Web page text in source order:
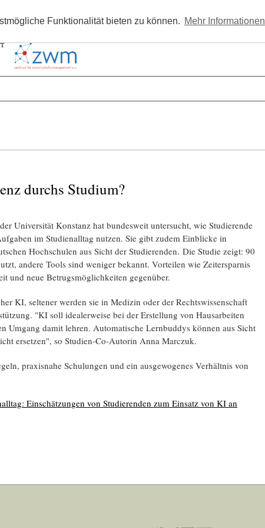
Funktionalität bieten zu können. Mehr Informationen
Kostenlos registrieren
durchs Studium?
Universität Konstanz hat bundesweit untersucht, wie Studierende
im Studienalltag nutzen. Sie gibt zudem Einblicke in
Hochschulen aus Sicht der Studierenden. Die Studie zeigt: 90
andere Tools sind weniger bekannt. Vorteilen wie Zeitersparnis
und neue Betrugsmöglichkeiten gegenüber.
KI, seltener werden sie in Medizin oder der Rechtswissenschaft
"KI soll idealerweise bei der Erstellung von Hausarbeiten
Umgang damit lehren. Automatische Lernbuddys können aus Sicht
ersetzen", so Studien-Co-Autorin Anna Marczuk.
praxisnahe Schulungen und ein ausgewogenes Verhältnis von
Einschätzungen von Studierenden zum Einsatz von KI an